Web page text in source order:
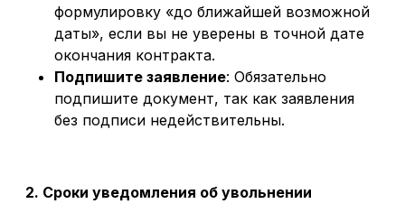
формулировку «до ближайшей возможной
даты», если вы не уверены в точной дате
окончания контракта.
Подпишите заявление: Обязательно
подпишите документ, так как заявления
без подписи недействительны.
2. Сроки уведомления об увольнении